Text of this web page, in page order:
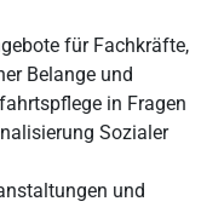
für Fachkräfte,
Belange und
in Fragen
Sozialer
und